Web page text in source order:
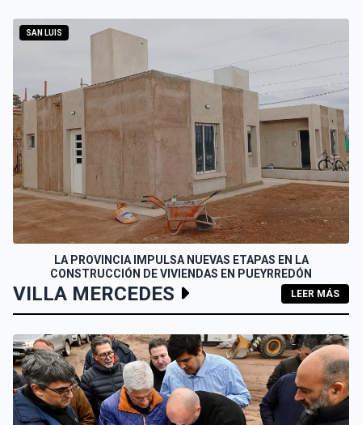
SAN LUIS
LA PROVINCIA IMPULSA NUEVAS ETAPAS EN LA
CONSTRUCCIÓN DE VIVIENDAS EN PUEYRREDÓN
VILLA MERCEDES LEER MÁS